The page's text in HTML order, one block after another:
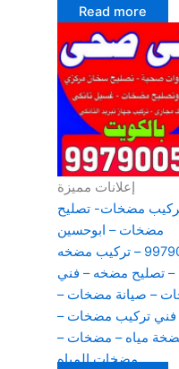
Read more
إعلانات مميزة
مضخات- تصليح
مضخات – ابوحسين
99790052 – تركيب مضخه
– تصليح مضخه – فني
– صيانة مضخات –
فني تركيب مضخات –
مياه – مضخات –
مضخات المياه